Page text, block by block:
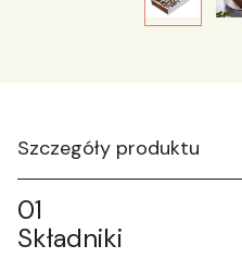
Szczegóły produktu
01
Składniki